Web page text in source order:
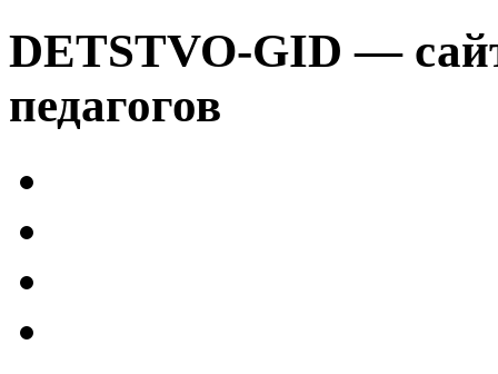
DETSTVO-GID —
педагогов